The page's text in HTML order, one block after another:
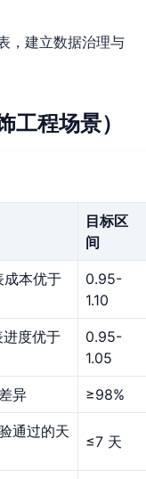
，建立数据治理与
工程场景）
目标区
间
成本优于
0.95-
1.10
度优于
0.95-
1.05
异 ≥98%
通过的天
≤7 天